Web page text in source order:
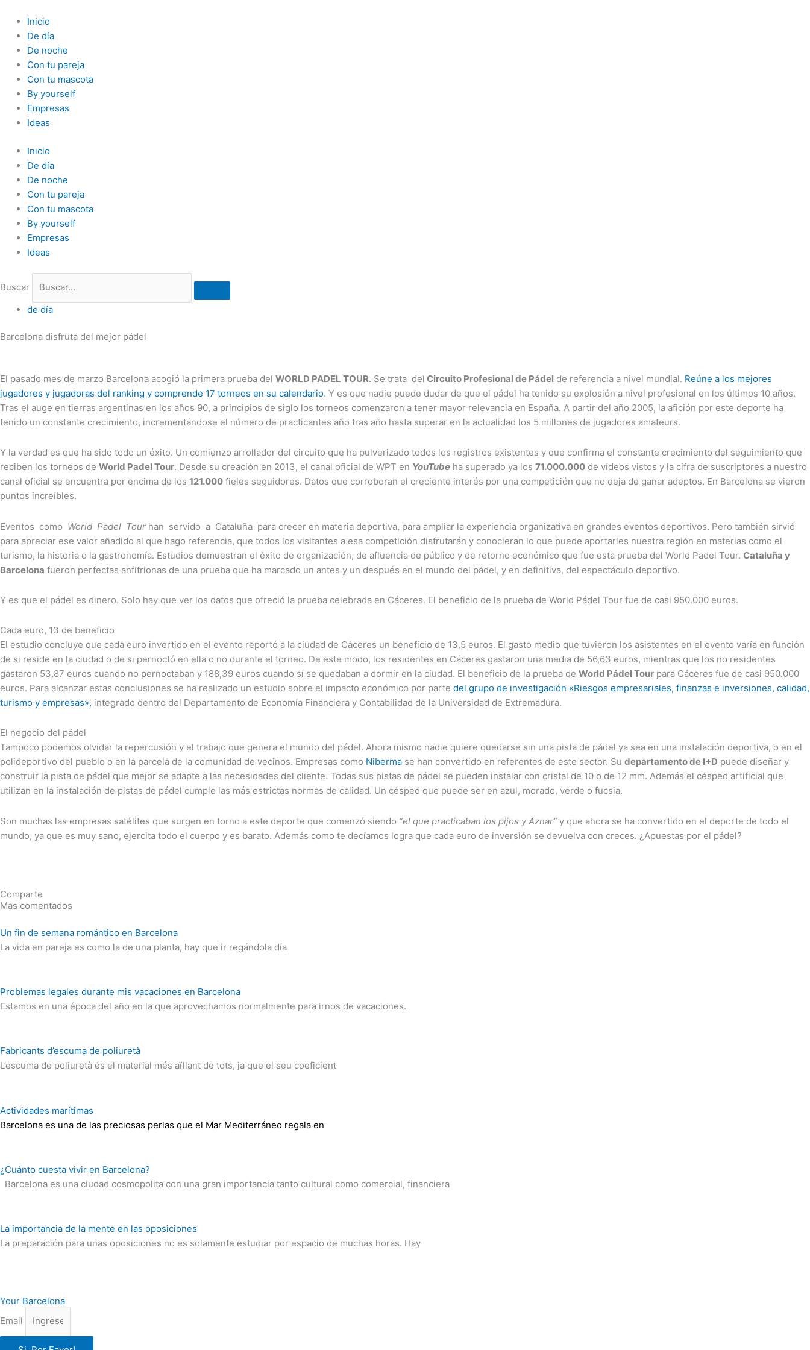
contenido
Inicio
De día
De noche
Con tu pareja
Con tu mascota
By yourself
Empresas
Ideas
Inicio
De día
De noche
Con tu pareja
Con tu mascota
By yourself
Empresas
Ideas
Buscar
de día
Barcelona disfruta del mejor pádel
El pasado mes de marzo Barcelona acogió la primera prueba del WORLD PADEL TOUR. Se trata del Circuito Profesional de Pádel de referencia a nivel mundial. Reúne a los mejores
jugadores y jugadoras del ranking y comprende 17 torneos en su calendario. Y es que nadie puede dudar de que el pádel ha tenido su explosión a nivel profesional en los últimos 10 años.
Tras el auge en tierras argentinas en los años 90, a principios de siglo los torneos comenzaron a tener mayor relevancia en España. A partir del año 2005, la afición por este deporte ha
tenido un constante crecimiento, incrementándose el número de practicantes año tras año hasta superar en la actualidad los 5 millones de jugadores amateurs.
Y la verdad es que ha sido todo un éxito. Un comienzo arrollador del circuito que ha pulverizado todos los registros existentes y que confirma el constante crecimiento del seguimiento que
reciben los torneos de World Padel Tour. Desde su creación en 2013, el canal oficial de WPT en YouTube ha superado ya los 71.000.000 de vídeos vistos y la cifra de suscriptores a nuestro
canal oficial se encuentra por encima de los 121.000 fieles seguidores. Datos que corroboran el creciente interés por una competición que no deja de ganar adeptos. En Barcelona se vieron
puntos increíbles.
Eventos como World Padel Tour han servido a Cataluña para crecer en materia deportiva, para ampliar la experiencia organizativa en grandes eventos deportivos. Pero también sirvió
para apreciar ese valor añadido al que hago referencia, que todos los visitantes a esa competición disfrutarán y conocieran lo que puede aportarles nuestra región en materias como el
turismo, la historia o la gastronomía. Estudios demuestran el éxito de organización, de afluencia de público y de retorno económico que fue esta prueba del World Padel Tour. Cataluña y
Barcelona fueron perfectas anfitrionas de una prueba que ha marcado un antes y un después en el mundo del pádel, y en definitiva, del espectáculo deportivo.
Y es que el pádel es dinero. Solo hay que ver los datos que ofreció la prueba celebrada en Cáceres. El beneficio de la prueba de World Pádel Tour fue de casi 950.000 euros.
Cada euro, 13 de beneficio
El estudio concluye que cada euro invertido en el evento reportó a la ciudad de Cáceres un beneficio de 13,5 euros. El gasto medio que tuvieron los asistentes en el evento varía en función
de si reside en la ciudad o de si pernoctó en ella o no durante el torneo. De este modo, los residentes en Cáceres gastaron una media de 56,63 euros, mientras que los no residentes
gastaron 53,87 euros cuando no pernoctaban y 188,39 euros cuando sí se quedaban a dormir en la ciudad. El beneficio de la prueba de World Pádel Tour para Cáceres fue de casi 950.000
euros. Para alcanzar estas conclusiones se ha realizado un estudio sobre el impacto económico por parte del grupo de investigación «Riesgos empresariales, finanzas e inversiones, calidad,
turismo y empresas», integrado dentro del Departamento de Economía Financiera y Contabilidad de la Universidad de Extremadura.
El negocio del pádel
Tampoco podemos olvidar la repercusión y el trabajo que genera el mundo del pádel. Ahora mismo nadie quiere quedarse sin una pista de pádel ya sea en una instalación deportiva, o en el
polideportivo del pueblo o en la parcela de la comunidad de vecinos. Empresas como Niberma se han convertido en referentes de este sector. Su departamento de I+D puede diseñar y
construir la pista de pádel que mejor se adapte a las necesidades del cliente. Todas sus pistas de pádel se pueden instalar con cristal de 10 o de 12 mm. Además el césped artificial que
utilizan en la instalación de pistas de pádel cumple las más estrictas normas de calidad. Un césped que puede ser en azul, morado, verde o fucsia.
Son muchas las empresas satélites que surgen en torno a este deporte que comenzó siendo “el que practicaban los pijos y Aznar” y que ahora se ha convertido en el deporte de todo el
mundo, ya que es muy sano, ejercita todo el cuerpo y es barato. Además como te decíamos logra que cada euro de inversión se devuelva con creces. ¿Apuestas por el pádel?
Comparte
Mas comentados
Un fin de semana romántico en Barcelona
La vida en pareja es como la de una planta, hay que ir regándola día
Problemas legales durante mis vacaciones en Barcelona
Estamos en una época del año en la que aprovechamos normalmente para irnos de vacaciones.
Fabricants d’escuma de poliuretà
L’escuma de poliuretà és el material més aïllant de tots, ja que el seu coeficient
Actividades marítimas
Barcelona es una de las preciosas perlas que el Mar Mediterráneo regala en
¿Cuánto cuesta vivir en Barcelona?
Barcelona es una ciudad cosmopolita con una gran importancia tanto cultural como comercial, financiera
La importancia de la mente en las oposiciones
La preparación para unas oposiciones no es solamente estudiar por espacio de muchas horas. Hay
Your Barcelona
Email